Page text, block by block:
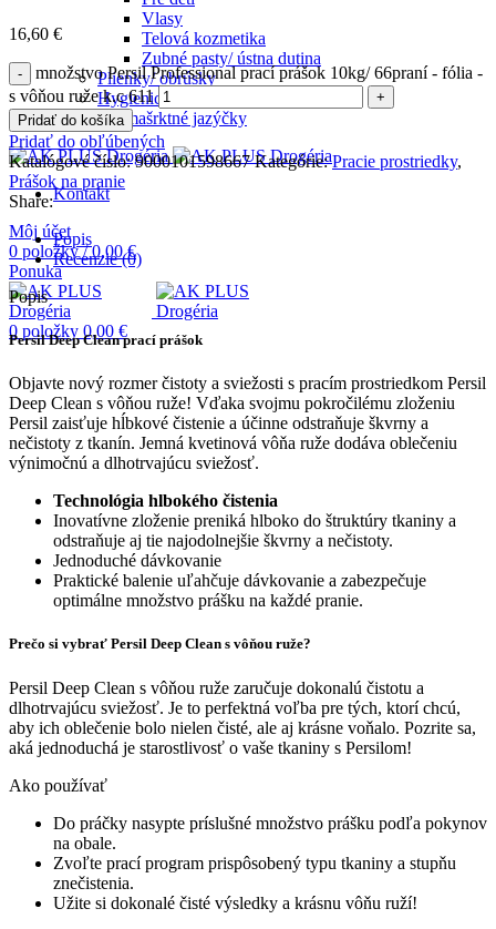
Vlasy
Telová kozmetika
Zubné pasty/ ústna dutina
Plienky/ obrúsky
Hygienické potreby
Pre mašrktné jazýčky
Kontakt
Môj účet
0 položky / 0,00€
Ponuka
0 položky 0,00 €
16,60 €
množstvo Persil Professional prací prášok 10kg/ 66praní - fólia -
s vôňou ruže k.c 611
Pridať do košíka
Pridať do obľúbených
Katalógové číslo:9000101598667Kategórie: Pracie prostriedky,
Prášok na pranie
Share:
Popis
Recenzie (0)
Popis
Persil Deep Clean prací prášok
Objavte nový rozmer čistoty a sviežosti s pracím prostriedkom Persil
Deep Clean s vôňou ruže! Vďaka svojmu pokročilému zloženiu
Persil zaisťuje hĺbkové čistenie a účinne odstraňuje škvrny a
nečistoty z tkanín. Jemná kvetinová vôňa ruže dodáva oblečeniu
výnimočnú a dlhotrvajúcu sviežosť.
Technológia hlbokého čistenia
Inovatívne zloženie preniká hlboko do štruktúry tkaniny a
odstraňuje aj tie najodolnejšie škvrny a nečistoty.
Jednoduché dávkovanie
Praktické balenie uľahčuje dávkovanie a zabezpečuje
optimálne množstvo prášku na každé pranie.
Prečo si vybrať Persil Deep Clean s vôňou ruže?
Persil Deep Clean s vôňou ruže zaručuje dokonalú čistotu a
dlhotrvajúcu sviežosť. Je to perfektná voľba pre tých, ktorí chcú,
aby ich oblečenie bolo nielen čisté, ale aj krásne voňalo. Pozrite sa,
aká jednoduchá je starostlivosť o vaše tkaniny s Persilom!
Ako používať
Do práčky nasypte príslušné množstvo prášku podľa pokynov
na obale.
Zvoľte prací program prispôsobený typu tkaniny a stupňu
znečistenia.
Užite si dokonalé čisté výsledky a krásnu vôňu ruží!